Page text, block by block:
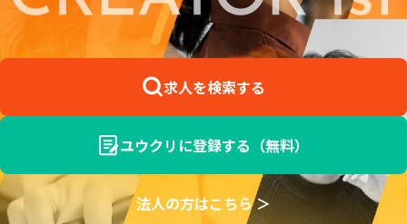
求人を検索する
ユウクリに登録する（無料）
法人の方はこちら ＞